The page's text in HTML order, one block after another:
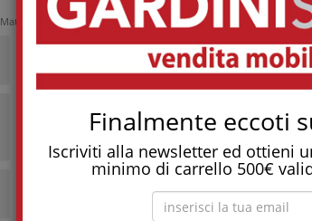
Finalmente eccoti
Iscriviti alla newsletter ed ottieni
minimo di carrello 500€
Materasso In Watergel Sfoderabile, Anallergico E Antiacaro
Tostapane, tritatutto,
Materasso in Watergel